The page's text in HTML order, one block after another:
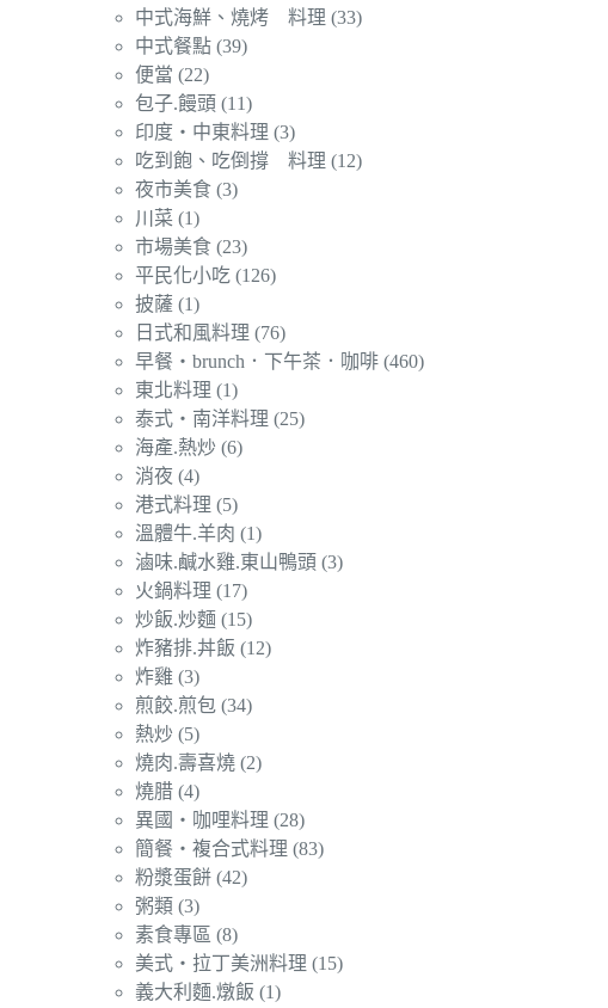
中式海鮮、燒烤 料理 (33)
中式餐點 (39)
便當 (22)
包子.饅頭 (11)
印度‧中東料理 (3)
吃到飽、吃倒撐 料理 (12)
夜市美食 (3)
川菜 (1)
市場美食 (23)
平民化小吃 (126)
披薩 (1)
日式和風料理 (76)
早餐‧brunch．下午茶．咖啡 (460)
東北料理 (1)
泰式‧南洋料理 (25)
海產.熱炒 (6)
消夜 (4)
港式料理 (5)
溫體牛.羊肉 (1)
滷味.鹹水雞.東山鴨頭 (3)
火鍋料理 (17)
炒飯.炒麵 (15)
炸豬排.丼飯 (12)
炸雞 (3)
煎餃.煎包 (34)
熱炒 (5)
燒肉.壽喜燒 (2)
燒腊 (4)
異國‧咖哩料理 (28)
簡餐‧複合式料理 (83)
粉漿蛋餅 (42)
粥類 (3)
素食專區 (8)
美式‧拉丁美洲料理 (15)
義大利麵.燉飯 (1)